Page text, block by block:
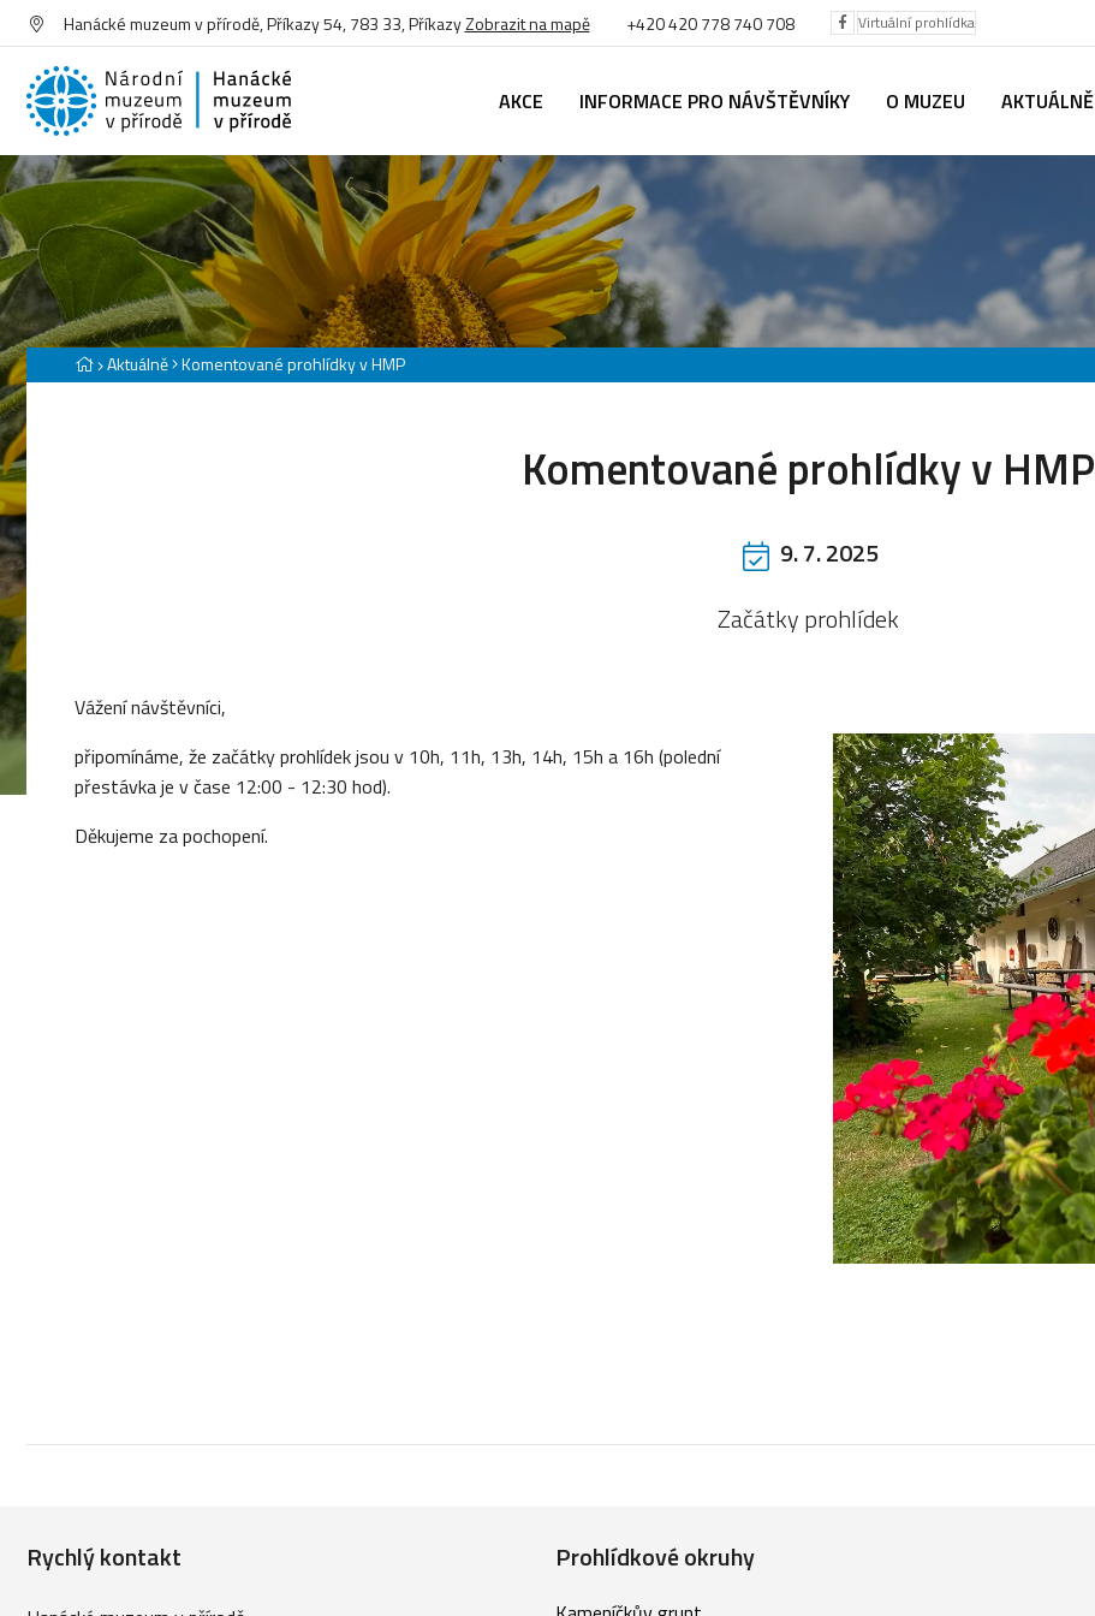
Hanácké muzeum v přírodě, Příkazy 54, 783 33, PříkazyZobrazit na mapě +420420 778 740 708 Virtuální prohlídka
AKCE INFORMACE PRO NÁVŠTĚVNÍKY O MUZEU AKTUÁLNĚ
Aktuálně Komentované prohlídky v HMP
Komentované prohlídky v HMP
9. 7. 2025
Začátky prohlídek
Vážení návštěvníci,
připomínáme, že začátky prohlídek jsou v 10h, 11h, 13h, 14h, 15h a 16h (polední
přestávka je v čase 12:00 - 12:30 hod).
Děkujeme za pochopení.
Rychlý kontakt Prohlídkové okruhy